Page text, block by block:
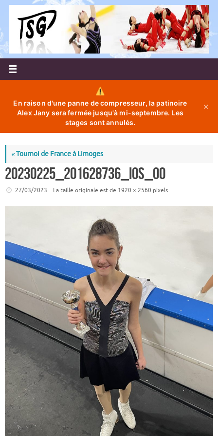
Passer
contenu
En raison d'une panne de compresseur, la patinoire
Alex Jany sera fermée jusqu'à mi-septembre. Les
stages sont annulés.
✕
«Tournoi de France à Limoges
20230225_201628736_iOS_00
27/03/2023 La taille originale est de 1920 × 2560 pixels